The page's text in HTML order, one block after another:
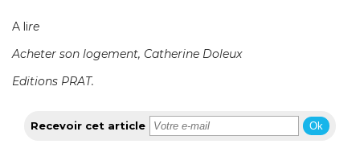
A lire
Acheter son logement, Catherine Doleux
Editions PRAT.
Recevoir cet article Ok